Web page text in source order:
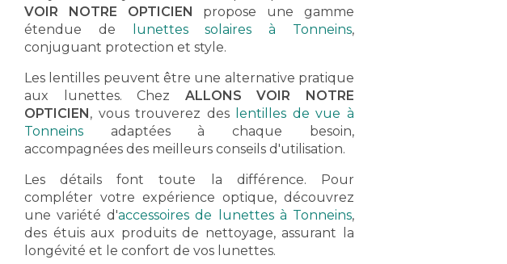
VOIR NOTRE OPTICIEN propose une gamme
étendue de
lunettes solaires à Tonneins,
conjuguant protection et style.
Les lentilles peuvent être une alternative pratique
aux lunettes. Chez ALLONS VOIR NOTRE
OPTICIEN, vous trouverez des
lentilles de vue à
Tonneins adaptées à chaque besoin,
accompagnées des meilleurs conseils d'utilisation.
Les détails font toute la différence. Pour
compléter votre expérience optique, découvrez
une variété d'accessoires de lunettes à Tonneins,
des étuis aux produits de nettoyage, assurant la
longévité et le confort de vos lunettes.